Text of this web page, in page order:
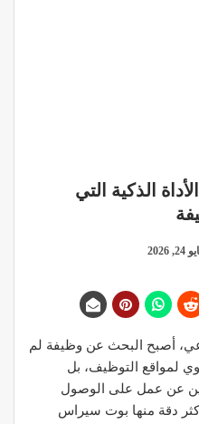
الذكية التي
2026
أصبح البحث عن وظيفة لم
لمواقع التوظيف، بل
عن عمل على الوصول
دقة منها بوت سيراس